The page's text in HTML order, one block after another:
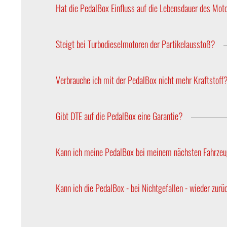
Hat die PedalBox Einfluss auf die Lebensdauer des
Steigt bei Turbodieselmotoren der Partikelausstoß?
Verbrauche ich mit der PedalBox nicht mehr Kraftstoff?
Gibt DTE auf die PedalBox eine Garantie?
Kann ich meine PedalBox bei meinem nächsten
sich je nach Gaspedaltyp auch hardwareseitig
passt? Kontaktieren Sie uns gerne!
Kann ich die PedalBox - bei Nichtgefallen - wieder